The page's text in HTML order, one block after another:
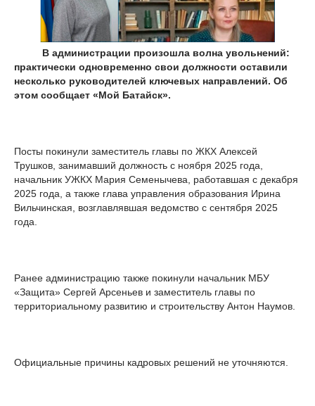
В администрации произошла волна увольнений:
практически одновременно свои должности оставили
несколько руководителей ключевых направлений. Об
этом сообщает «Мой Батайск».
Посты покинули заместитель главы по ЖКХ Алексей
Трушков, занимавший должность с ноября 2025 года,
начальник УЖКХ Мария Семенычева, работавшая с декабря
2025 года, а также глава управления образования Ирина
Вильчинская, возглавлявшая ведомство с сентября 2025
года.
Ранее администрацию также покинули начальник МБУ
«Защита» Сергей Арсеньев и заместитель главы по
территориальному развитию и строительству Антон Наумов.
Официальные причины кадровых решений не уточняются.